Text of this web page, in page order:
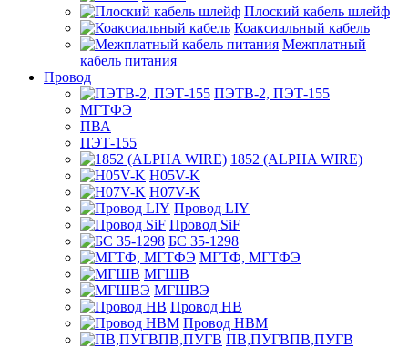
Плоский кабель шлейф
Коаксиальный кабель
Межплатный
кабель питания
Провод
ПЭТВ-2, ПЭТ-155
МГТФЭ
ПВА
ПЭТ-155
1852 (ALPHA WIRE)
H05V-K
H07V-K
Провод LIY
Провод SiF
БС 35-1298
МГТФ, МГТФЭ
МГШВ
МГШВЭ
Провод НВ
Провод НВМ
ПВ,ПУГВПВ,ПУГВ